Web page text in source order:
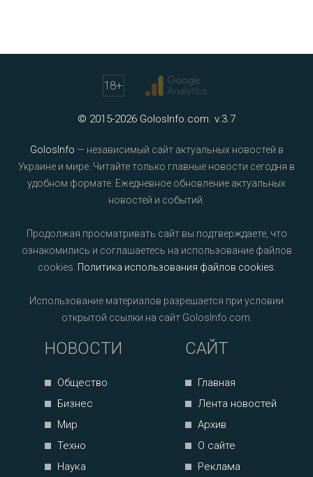
18+
© 2015-2026 GolosInfo.com. v.3.7
GolosInfo — независимый сайт актуальных новостей в
Украине и мире. Читайте только главные новости сегодня в
удобном формате. Ежедневное обновление актуальных
новостей и событий.
Продолжая просматривать сайт вы подтверждаете, что
ознакомились и соглашаетесь на использование файлов
cookies. Политика использования файлов cookies
Использование материалов разрешается при условии
открытой ссылки на сайт GolosInfo.com.
НОВОСТИ
Общество
Бизнес
Мир
Техно
Наука
САЙТ
Главная
Лента новостей
Архив
О сайте
Реклама